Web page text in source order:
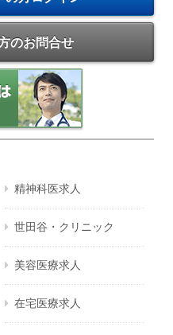
のお問合せ
精神科医求人
世田谷・クリニック
美容医療求人
在宅医療求人